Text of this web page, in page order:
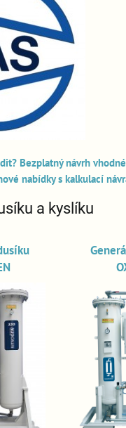
Bezplatný návrh
nabídky s kalkulací
a kyslíku